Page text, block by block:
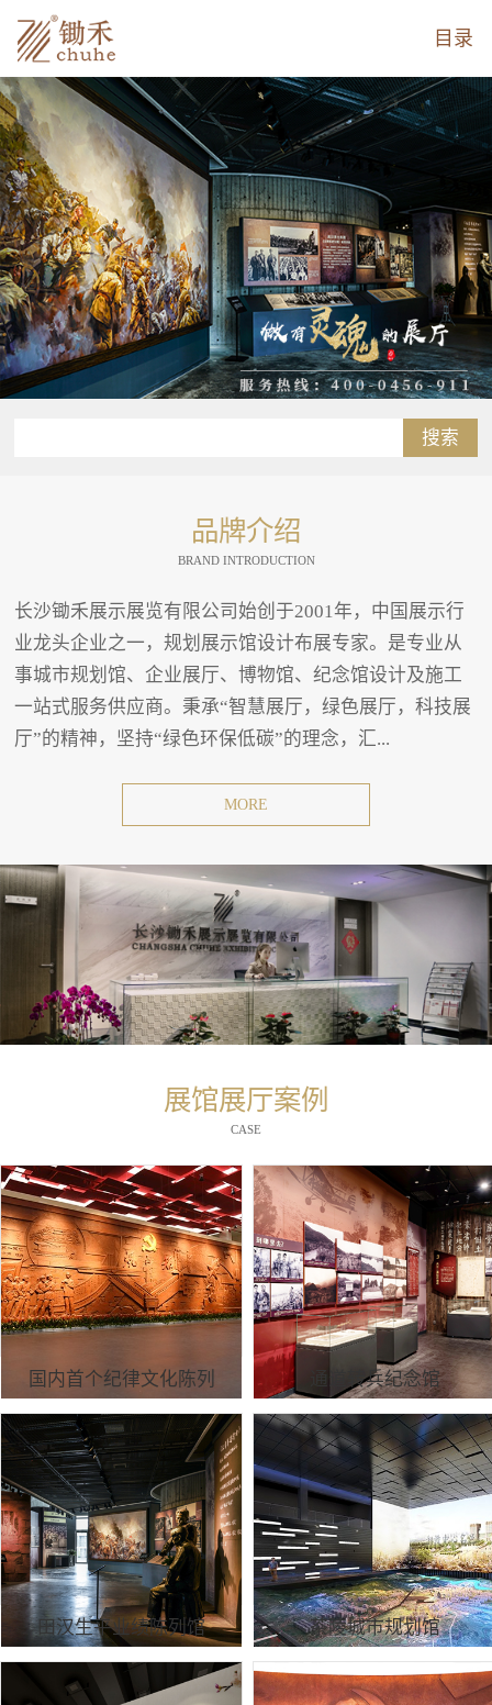
目录
搜索
品牌介绍
BRAND INTRODUCTION
长沙锄禾展示展览有限公司始创于2001年，中国展示行
业龙头企业之一，规划展示馆设计布展专家。是专业从
事城市规划馆、企业展厅、博物馆、纪念馆设计及施工
一站式服务供应商。秉承“智慧展厅，绿色展厅，科技展
厅”的精神，坚持“绿色环保低碳”的理念，汇...
MORE
展馆展厅案例
CASE
国内首个纪律文化陈列 通道转兵纪念馆
田汉生平业绩陈列馆 茶陵城市规划馆